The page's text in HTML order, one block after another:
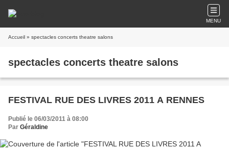
MENU
Accueil » spectacles concerts theatre salons
spectacles concerts theatre salons
FESTIVAL RUE DES LIVRES 2011 A RENNES
Publié le 06/03/2011 à 08:00
Par Géraldine